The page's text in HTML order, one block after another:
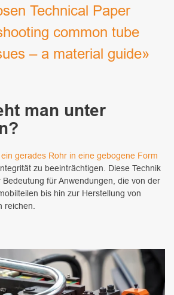
Technical Paper
common tube
– a material guide»
man unter
ein gerades Rohr in eine gebogene Form
zu beeinträchtigen. Diese Technik
für Anwendungen, die von der
bis hin zur Herstellung von
reichen.